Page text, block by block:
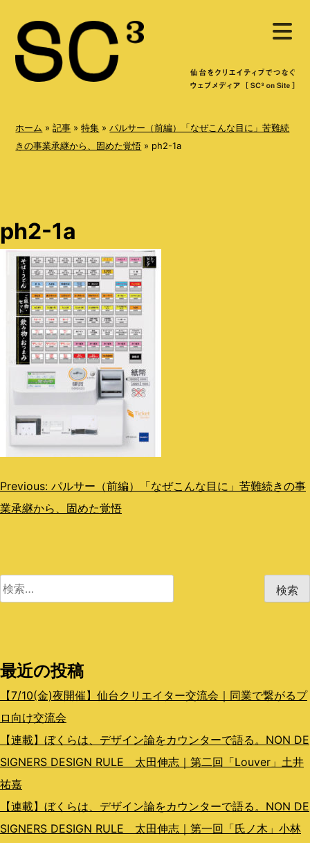
e
メ
ニ
を
開
く
ホーム »記事 »特集 »パルサー（前編）「なぜこんな目に」苦難続
きの事業承継から、固めた覚悟 » ph2-1a
ph2-1a
投
稿
ゲ
ョ
ン
Previous: パルサー（前編）「なぜこんな目に」苦難続きの事
業承継から、固めた覚悟
検
最近の投稿
【7/10(金)夜開催】仙台クリエイター交流会｜同業で繋がるプ
ロ向け交流会
【連載】ぼくらは、デザイン論をカウンターで語る。NON DE
SIGNERS DESIGN RULE 太田伸志｜第二回「Louver」土井
祐嘉
【連載】ぼくらは、デザイン論をカウンターで語る。NON DE
SIGNERS DESIGN RULE 太田伸志｜第一回「氏ノ木」小林